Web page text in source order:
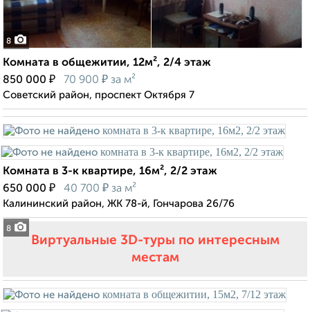
8
Комната в общежитии, 12м², 2/4 этаж
850 000 ₽ 70 900 ₽ за м²
Советский район, проспект Октября 7
8
Комната в 3-к квартире, 16м², 2/2 этаж
650 000 ₽ 40 700 ₽ за м²
Калининский район, ЖК 78-й, Гончарова 26/76
Виртуальные 3D-туры по интересным
местам